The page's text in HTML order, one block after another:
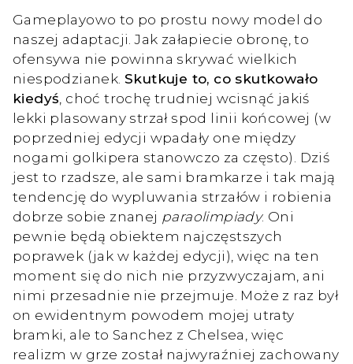
Gameplayowo to po prostu nowy model do
naszej adaptacji. Jak załapiecie obronę, to
ofensywa nie powinna skrywać wielkich
niespodzianek. Skutkuje to, co skutkowało
kiedyś , choć trochę trudniej wcisnąć jakiś
lekki plasowany strzał spod linii końcowej (w
poprzedniej edycji wpadały one między
nogami golkipera stanowczo za często). Dziś
jest to rzadsze, ale sami bramkarze i tak mają
tendencję do wypluwania strzałów i robienia
dobrze sobie znanej paraolimpiady. Oni
pewnie będą obiektem najczęstszych
poprawek (jak w każdej edycji), więc na ten
moment się do nich nie przyzwyczajam, ani
nimi przesadnie nie przejmuje. Może z raz był
on ewidentnym powodem mojej utraty
bramki, ale to Sanchez z Chelsea, więc
realizm w grze został najwyraźniej zachowany